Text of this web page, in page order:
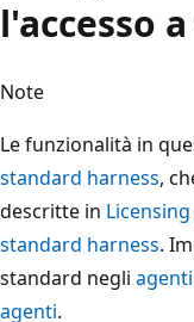
l'accesso
Note
Le funzionalità in
standard harness,
descritte in
standard harness.
standard negli
agenti.